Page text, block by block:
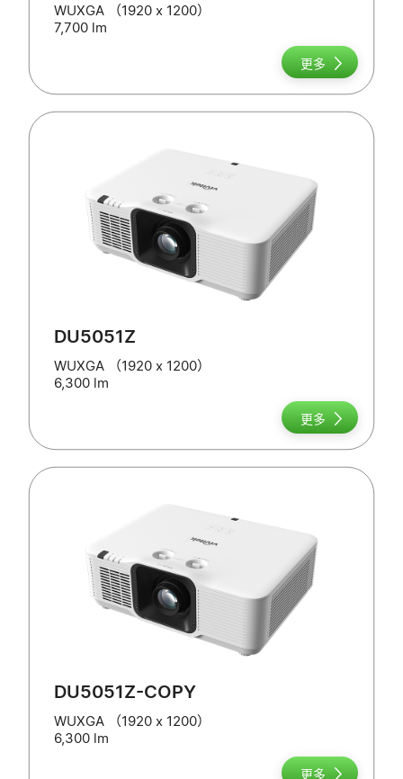
WUXGA （1920 x 1200）
7,700 lm
更多
DU5051Z
WUXGA （1920 x 1200）
6,300 lm
更多
DU5051Z-COPY
WUXGA （1920 x 1200）
6,300 lm
更多